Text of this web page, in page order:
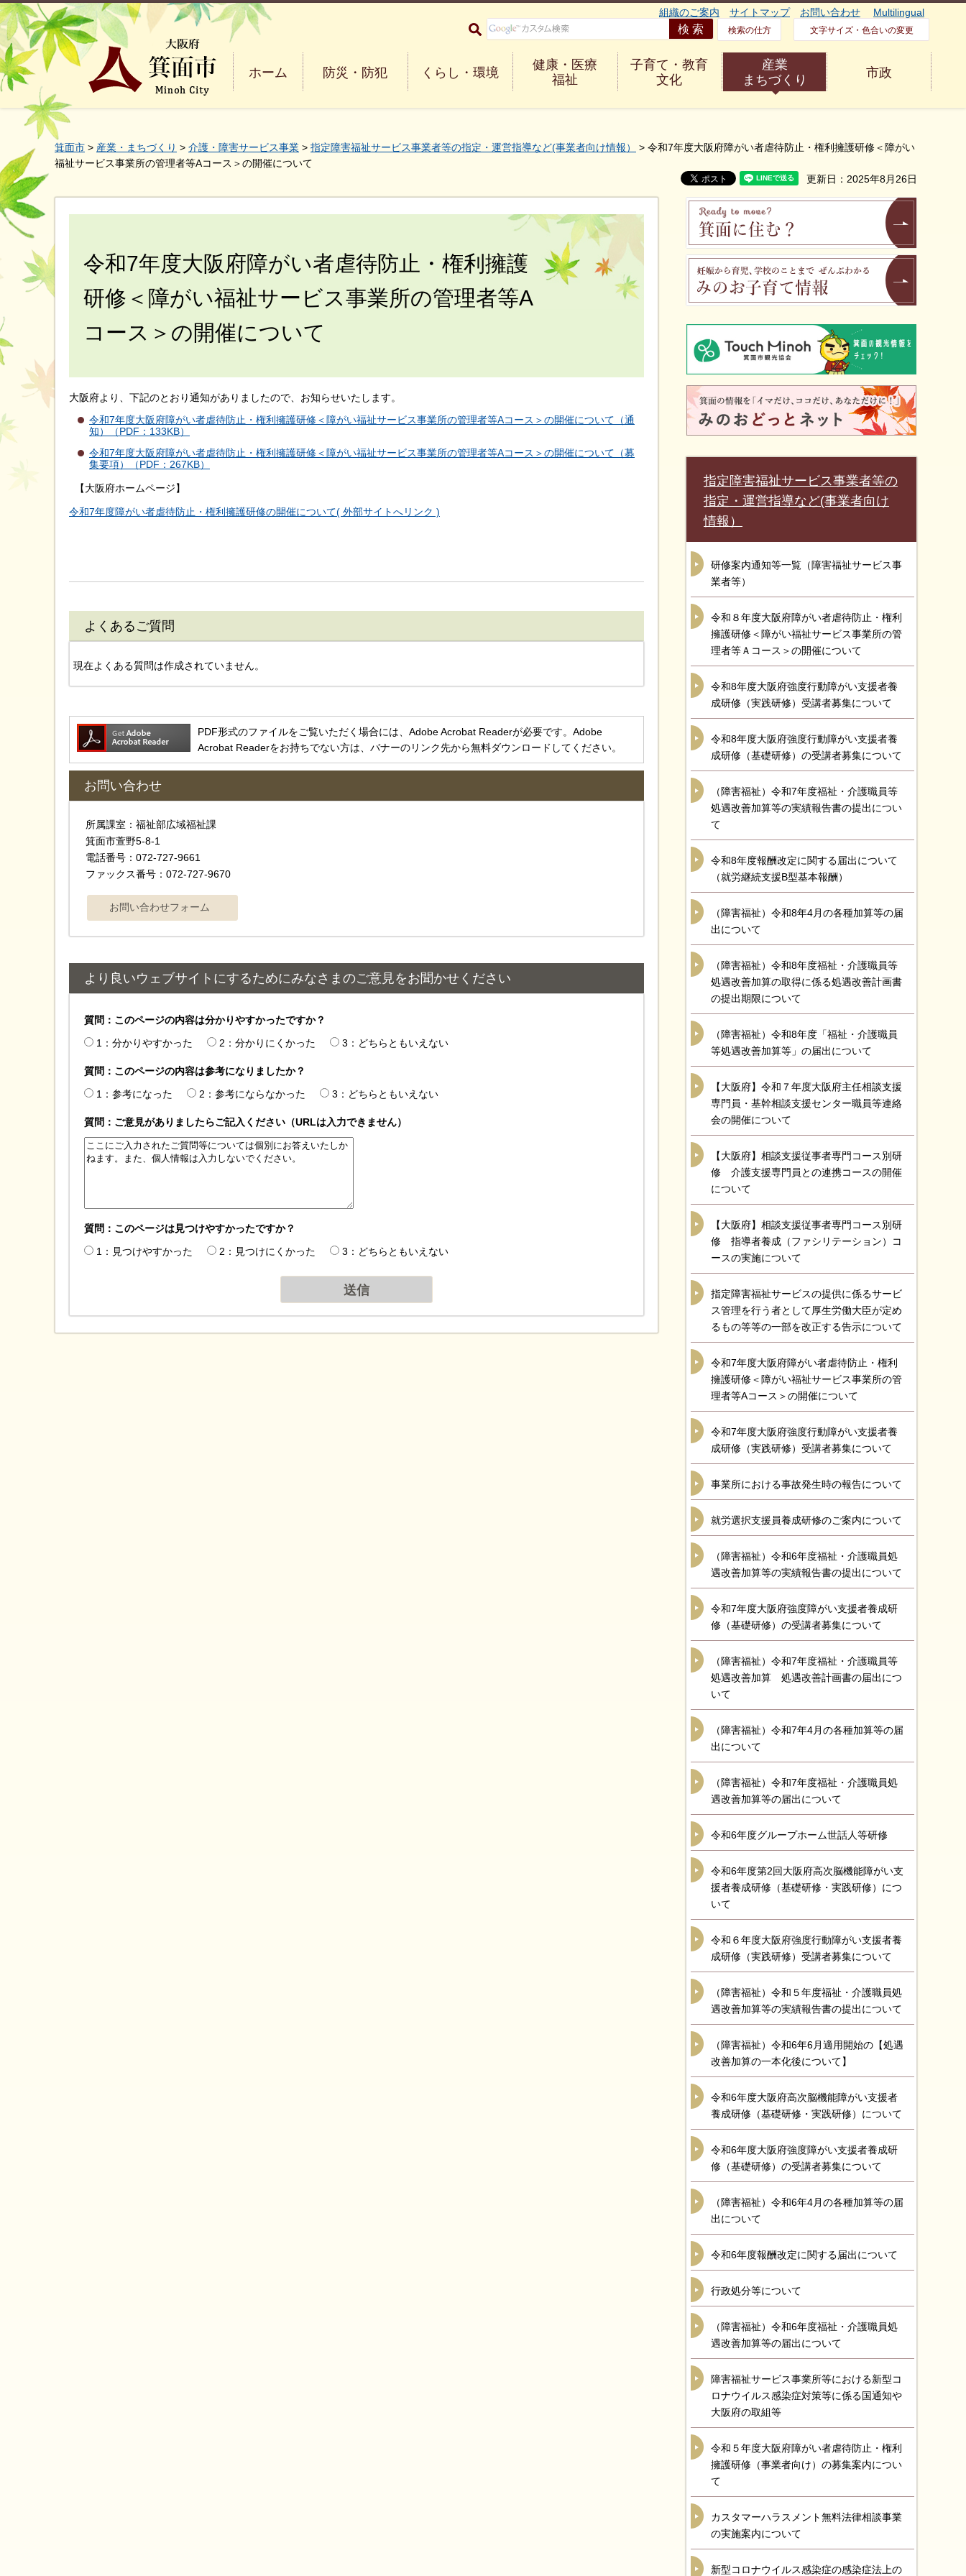
大阪府箕面市 Minoh City
組織のご案内 サイトマップ お問い合わせ Multilingual
検索の仕方 文字サイズ・色合いの変更
ホーム 防災・防犯 くらし・環境
健康・医療
福祉
子育て・教育
文化
産業
まちづくり
市政
箕面市 > 産業・まちづくり > 介護・障害サービス事業 > 指定障害福祉サービス事業者等の指定・運営指導など(事業者向け情報）
> 令和7年度大阪府障がい者虐待防止・権利擁護研修＜障がい
福祉サービス事業所の管理者等Aコース＞の開催について
更新日：2025年8月26日
令和7年度大阪府障がい者虐待防止・権利擁護
研修＜障がい福祉サービス事業所の管理者等A
コース＞の開催について
大阪府より、下記のとおり通知がありましたので、お知らせいたします。
令和7年度大阪府障がい者虐待防止・権利擁護研修＜障がい福祉サービス事業所の管理者等Aコース＞の開催について（通
知）（PDF：133KB）
令和7年度大阪府障がい者虐待防止・権利擁護研修＜障がい福祉サービス事業所の管理者等Aコース＞の開催について（募
集要項）（PDF：267KB）
【大阪府ホームページ】
令和7年度障がい者虐待防止・権利擁護研修の開催について( 外部サイトへリンク )
よくあるご質問
現在よくある質問は作成されていません。
PDF形式のファイルをご覧いただく場合には、Adobe Acrobat Readerが必要です。Adobe
Acrobat Readerをお持ちでない方は、バナーのリンク先から無料ダウンロードしてください。
お問い合わせ
所属課室：福祉部広域福祉課
箕面市萱野5-8-1
電話番号：072-727-9661
ファックス番号：072-727-9670
より良いウェブサイトにするためにみなさまのご意見をお聞かせください
質問：このページの内容は分かりやすかったですか？
1：分かりやすかった
2：分かりにくかった 3：どちらともいえない
質問：このページの内容は参考になりましたか？
1：参考になった
2：参考にならなかった 3：どちらともいえない
質問：ご意見がありましたらご記入ください（URLは入力できません）
質問：このページは見つけやすかったですか？
1：見つけやすかった
2：見つけにくかった 3：どちらともいえない
指定障害福祉サービス事業者等の
指定・運営指導など(事業者向け
情報）
研修案内通知等一覧（障害福祉サービス事
業者等）
令和８年度大阪府障がい者虐待防止・権利
擁護研修＜障がい福祉サービス事業所の管
理者等Ａコース＞の開催について
令和8年度大阪府強度行動障がい支援者養
成研修（実践研修）受講者募集について
令和8年度大阪府強度行動障がい支援者養
成研修（基礎研修）の受講者募集について
（障害福祉）令和7年度福祉・介護職員等
処遇改善加算等の実績報告書の提出につい
て
令和8年度報酬改定に関する届出について
（就労継続支援B型基本報酬）
（障害福祉）令和8年4月の各種加算等の届
出について
（障害福祉）令和8年度福祉・介護職員等
処遇改善加算の取得に係る処遇改善計画書
の提出期限について
（障害福祉）令和8年度「福祉・介護職員
等処遇改善加算等」の届出について
【大阪府】令和７年度大阪府主任相談支援
専門員・基幹相談支援センター職員等連絡
会の開催について
【大阪府】相談支援従事者専門コース別研
修 介護支援専門員との連携コースの開催
について
【大阪府】相談支援従事者専門コース別研
修 指導者養成（ファシリテーション）コ
ースの実施について
指定障害福祉サービスの提供に係るサービ
ス管理を行う者として厚生労働大臣が定め
るもの等等の一部を改正する告示について
令和7年度大阪府障がい者虐待防止・権利
擁護研修＜障がい福祉サービス事業所の管
理者等Aコース＞の開催について
令和7年度大阪府強度行動障がい支援者養
成研修（実践研修）受講者募集について
事業所における事故発生時の報告について
就労選択支援員養成研修のご案内について
（障害福祉）令和6年度福祉・介護職員処
遇改善加算等の実績報告書の提出について
令和7年度大阪府強度障がい支援者養成研
修（基礎研修）の受講者募集について
（障害福祉）令和7年度福祉・介護職員等
処遇改善加算 処遇改善計画書の届出につ
いて
（障害福祉）令和7年4月の各種加算等の届
出について
（障害福祉）令和7年度福祉・介護職員処
遇改善加算等の届出について
令和6年度グループホーム世話人等研修
令和6年度第2回大阪府高次脳機能障がい支
援者養成研修（基礎研修・実践研修）につ
いて
令和６年度大阪府強度行動障がい支援者養
成研修（実践研修）受講者募集について
（障害福祉）令和５年度福祉・介護職員処
遇改善加算等の実績報告書の提出について
（障害福祉）令和6年6月適用開始の【処遇
改善加算の一本化後について】
令和6年度大阪府高次脳機能障がい支援者
養成研修（基礎研修・実践研修）について
令和6年度大阪府強度障がい支援者養成研
修（基礎研修）の受講者募集について
（障害福祉）令和6年4月の各種加算等の届
出について
令和6年度報酬改定に関する届出について
行政処分等について
（障害福祉）令和6年度福祉・介護職員処
遇改善加算等の届出について
障害福祉サービス事業所等における新型コ
ロナウイルス感染症対策等に係る国通知や
大阪府の取組等
令和５年度大阪府障がい者虐待防止・権利
擁護研修（事業者向け）の募集案内につい
て
カスタマーハラスメント無料法律相談事業
の実施案内について
新型コロナウイルス感染症の感染症法上の